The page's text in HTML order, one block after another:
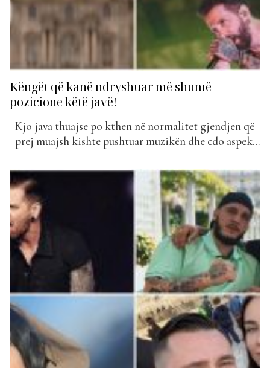
Këngët që kanë ndryshuar më shumë
pozicione këtë javë!
Kjo java thuajse po kthen në normalitet gjendjen që
prej muajsh kishte pushtuar muzikën dhe cdo aspekt
muzikë të re ndërsa publiku jo vetëm që vazhdon t’i
votojë por gjithashtu ka filluar tashmë ta shijojë
muzikën nëpër lokale të ndryshme, duke qënë...